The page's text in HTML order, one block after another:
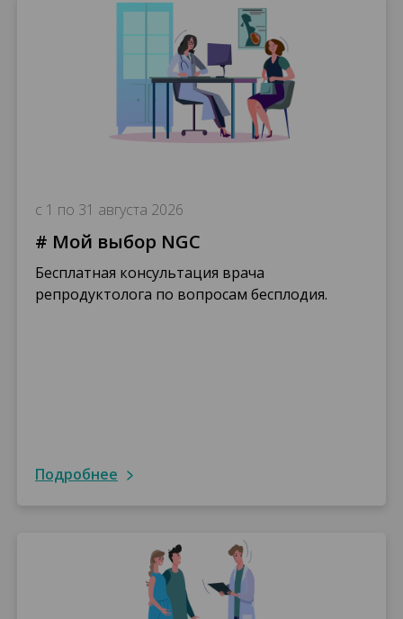
с 1 по 31 августа 2026
# Мой выбор NGC
Бесплатная консультация врача
репродуктолога по вопросам бесплодия.
подробнее